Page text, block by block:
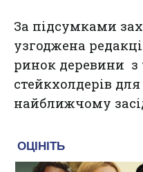
За підсумками
узгоджена
ринок деревини з
стейкхолдерів
найближчому